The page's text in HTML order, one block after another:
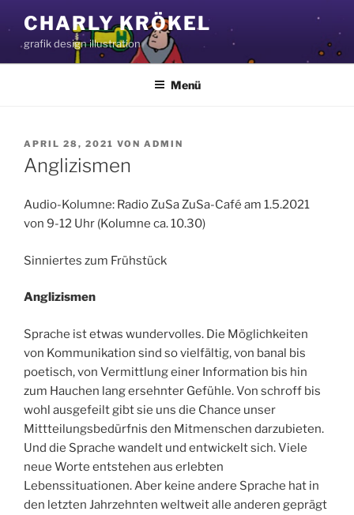
Inhalt
springen
CHARLY KRÖKEL
grafik design illustration
Menü
VERÖFFENTLICHT
AM
APRIL 28, 2021 VON ADMIN
Anglizismen
Audio-Kolumne: Radio ZuSa ZuSa-Café am 1.5.2021
von 9-12 Uhr (Kolumne ca. 10.30)
Sinniertes zum Frühstück
Anglizismen
Sprache ist etwas wundervolles. Die Möglichkeiten
von Kommunikation sind so vielfältig, von banal bis
poetisch, von Vermittlung einer Information bis hin
zum Hauchen lang ersehnter Gefühle. Von schroff bis
wohl ausgefeilt gibt sie uns die Chance unser
Mittteilungsbedürfnis den Mitmenschen darzubieten.
Und die Sprache wandelt und entwickelt sich. Viele
neue Worte entstehen aus erlebten
Lebenssituationen. Aber keine andere Sprache hat in
den letzten Jahrzehnten weltweit alle anderen geprägt